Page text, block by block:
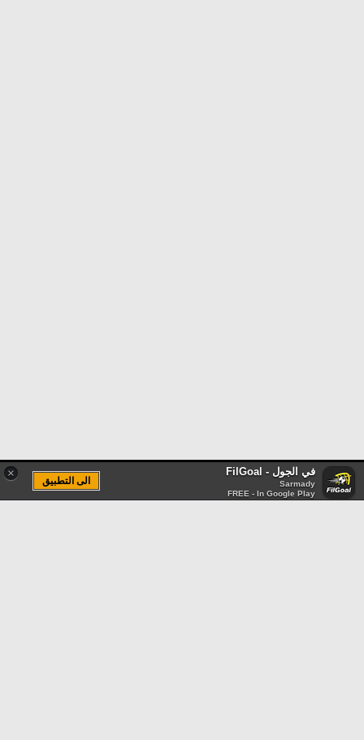
× في الجول - FilGoal
Sarmady
FREE - In Google Play
الى التطبيق